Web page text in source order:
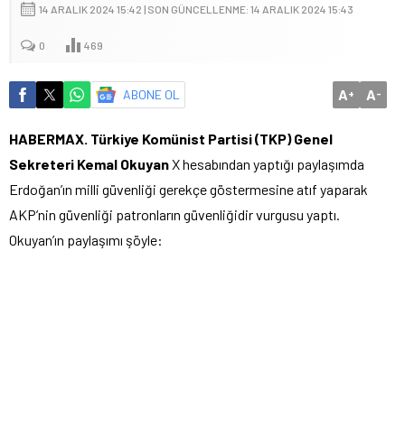
14 ARALIK 2024 15:42 | SON GÜNCELLENME: 14 ARALIK 2024 15:43
0 469
ABONE OL A+ A-
HABERMAX. Türkiye Komünist Partisi (TKP) Genel
Sekreteri Kemal OkuyanX hesabından yaptığı paylaşımda
Erdoğan’ın milli güvenliği gerekçe göstermesine atıf yaparak
AKP’nin güvenliği patronların güvenliğidir vurgusu yaptı.
Okuyan’ın paylaşımı şöyle: